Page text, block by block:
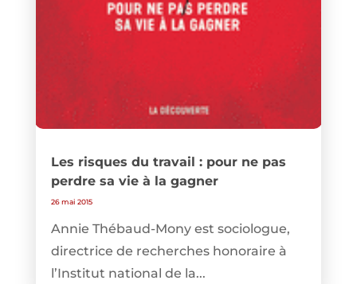
Les risques du travail : pour ne pas
perdre sa vie à la gagner
26 mai 2015
Annie Thébaud-Mony est sociologue,
directrice de recherches honoraire à
l’Institut national de la...